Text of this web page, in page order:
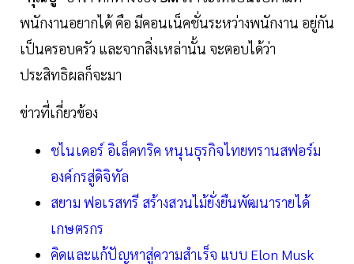
พนักงานอยากได้ คือ มีคอนเน็คชั่นระหว่างพนักงาน อยู่กัน
เป็นครอบครัว และจากสิ่งเหล่านั้น จะตอบได้ว่า
ประสิทธิผลก็จะมา
ข่าวที่เกี่ยวข้อง
ชไนเดอร์ อิเล็คทริค หนุนธุรกิจไทยทรานสฟอร์ม
องค์กรสู่ดิจิทัล
สยาม ฟอเรสทรี สร้างสวนไม้ยั่งยืนพัฒนารายได้
เกษตรกร
คิดและแก้ปัญหาสู่ความสำเร็จ แบบ Elon Musk